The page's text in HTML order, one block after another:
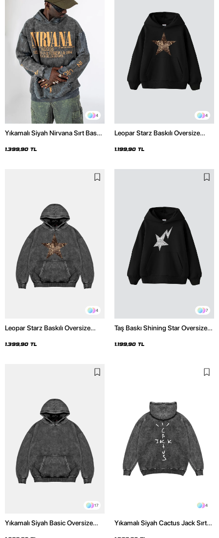
4
Yıkamalı Siyah Nirvana Sırt Baskılı
1.399,90 TL
4
Leopar Starz Baskılı Oversize
1.199,90 TL
4
Leopar Starz Baskılı Oversize
Hoodie
1.399,90 TL
7
Taş Baskı Shining Star Oversize
1.199,90 TL
17
Yıkamalı Siyah Basic Oversize
4
Yıkamalı Siyah Cactus Jack Sırt